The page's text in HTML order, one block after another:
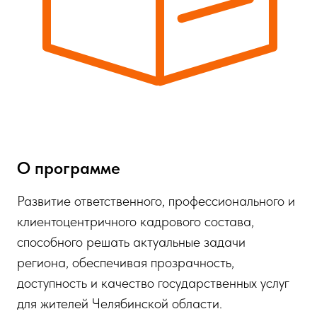
О программе
Развитие ответственного, профессионального и
клиентоцентричного кадрового состава,
способного решать актуальные задачи
региона, обеспечивая прозрачность,
доступность и качество государственных услуг
для жителей Челябинской области.